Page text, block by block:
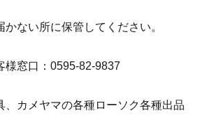
ない所に保管してください。
様窓口：0595-82-9837
、カメヤマの各種ローソク各種出品